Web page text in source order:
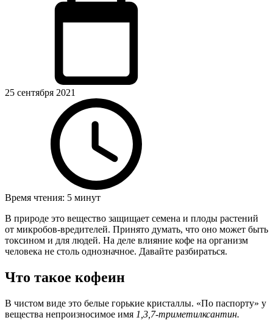
25 сентября 2021
Время чтения: 5 минут
В природе это вещество защищает семена и плоды растений
от микробов-вредителей. Принято думать, что оно может быть
токсином и для людей. На деле влияние кофе на организм
человека не столь однозначное. Давайте разбираться.
Что такое кофеин
В чистом виде это белые горькие кристаллы. «По паспорту» у
вещества непроизносимое имя 1,3,7-триметилксантин.